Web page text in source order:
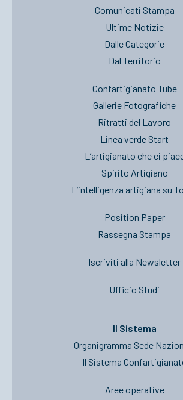
Comunicati Stampa
Ultime Notizie
Dalle Categorie
Dal Territorio
Confartigianato Tube
Gallerie Fotografiche
Ritratti del Lavoro
Linea verde Start
L’artigianato che ci
Spirito Artigiano
L’intelligenza artigiana su
Position Paper
Rassegna Stampa
Iscriviti alla Newsletter
Ufficio Studi
Il Sistema
Organigramma Sede
Il Sistema
Aree operative